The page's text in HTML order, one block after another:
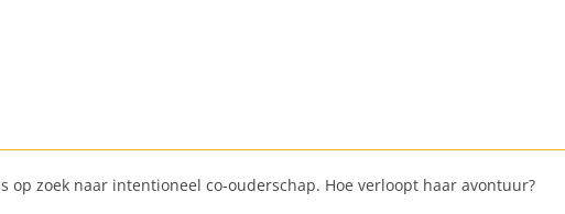
op zoek naar intentioneel co-ouderschap. Hoe verloopt haar avontuur?